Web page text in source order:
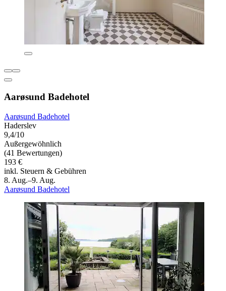
Aarøsund Badehotel
Aarøsund Badehotel
Haderslev
9,4/10
Außergewöhnlich
(41 Bewertungen)
193 €
inkl. Steuern & Gebühren
8. Aug.–9. Aug.
Aarøsund Badehotel